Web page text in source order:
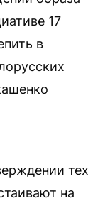
17
в
тех
на